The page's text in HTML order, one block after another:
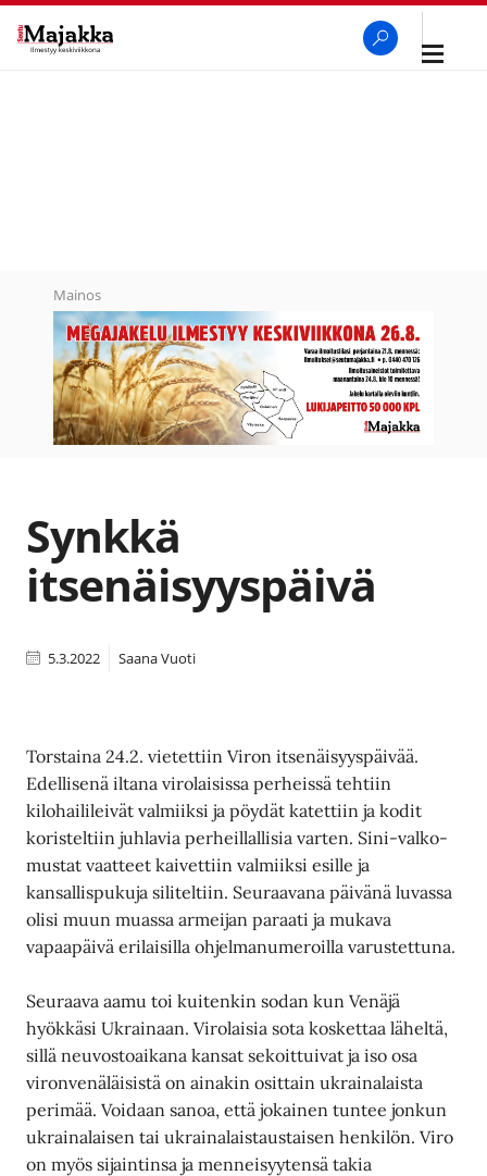
Avaa
Mainos
Synkkä
itsenäisyyspäivä
5.3.2022 Saana Vuoti
Torstaina 24.2. vietettiin Viron itsenäisyyspäivää.
Edellisenä iltana virolaisissa perheissä tehtiin
kilohailileivät valmiiksi ja pöydät katettiin ja kodit
koristeltiin juhlavia perheillallisia varten. Sini-valko-
mustat vaatteet kaivettiin valmiiksi esille ja
kansallispukuja siliteltiin. Seuraavana päivänä luvassa
olisi muun muassa armeijan paraati ja mukava
vapaapäivä erilaisilla ohjelmanumeroilla varustettuna.
Seuraava aamu toi kuitenkin sodan kun Venäjä
hyökkäsi Ukrainaan. Virolaisia sota koskettaa läheltä,
sillä neuvostoaikana kansat sekoittuivat ja iso osa
vironvenäläisistä on ainakin osittain ukrainalaista
perimää. Voidaan sanoa, että jokainen tuntee jonkun
ukrainalaisen tai ukrainalaistaustaisen henkilön. Viro
on myös sijaintinsa ja menneisyytensä takia